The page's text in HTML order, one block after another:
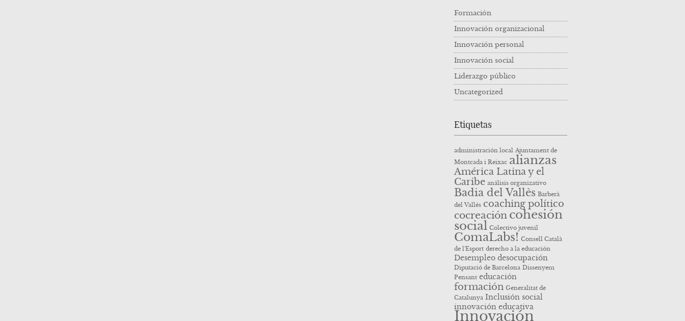
Formación
Innovación organizacional
Innovación personal
Innovación social
Liderazgo público
Uncategorized
Etiquetas
administración local Ajuntament de
Montcada i Reixac alianzas
América Latina y el
Caribe análisis organizativo
Badia del Vallès Barberà
del Vallès coaching político
cocreación cohesión
social Colectivo juvenil
ComaLabs! Consell Català
de l'Esport derecho a la educación
Desempleo desocupación
Diputació de Barcelona Dissenyem
Pensant educación
formación Generalitat de
Catalunya Inclusión social
innovación educativa
Innovación